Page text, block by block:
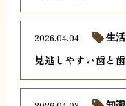
見逃しやすい歯と
2026.04.04 生活